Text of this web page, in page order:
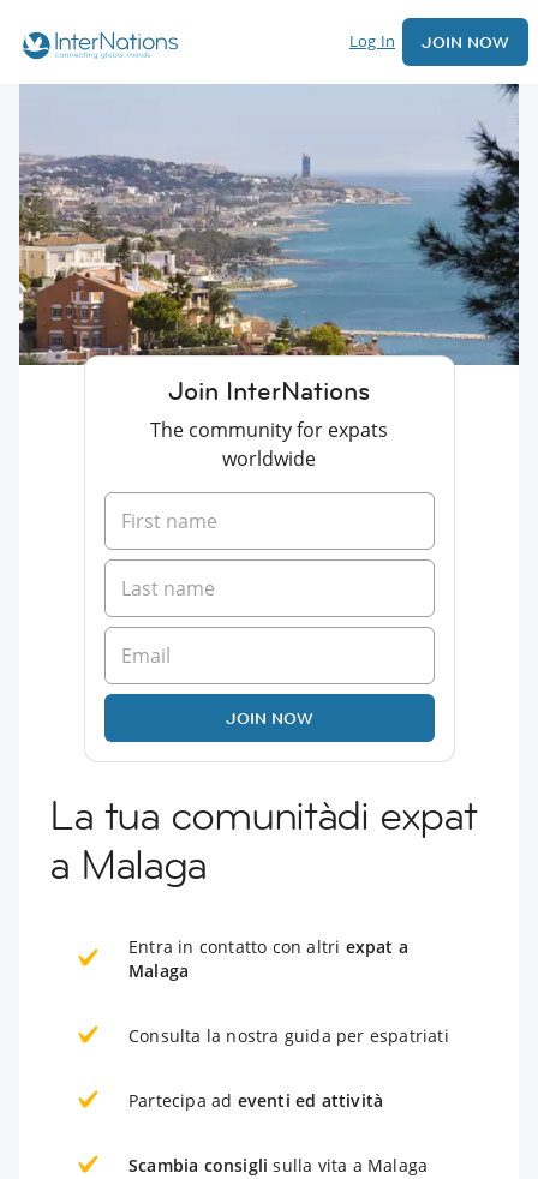
Log In JOIN NOW
Join InterNations
The community for expats
worldwide
JOIN NOW
La tua comunitàdi expat
a Malaga
Entra in contatto con altri expat a
Malaga
Consulta la nostra guida per espatriati
Partecipa ad eventi ed attività
Scambia consigli sulla vita a Malaga